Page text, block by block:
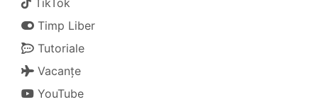
TikTok
Timp Liber
Tutoriale
Vacanțe
YouTube